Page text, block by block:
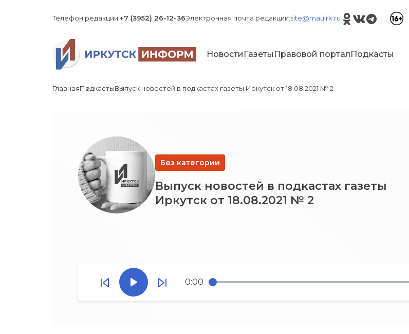
Телефон редакции:+7 (3952) 26-12-36Электронная почта редакции:site@mauirk.ru
Новости Газеты Правовой портал Подкасты
ГлавнаяПодкастыВыпуск новостей в подкастах газеты Иркутск от 18.08.2021 № 2
Без категории
Выпуск новостей в подкастах газеты
Иркутск от 18.08.2021 № 2
0:00